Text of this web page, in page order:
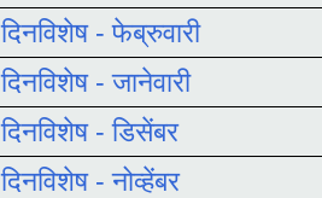
दिनविशेष - फेब्रुवारी
दिनविशेष - जानेवारी
दिनविशेष - डिसेंबर
दिनविशेष - नोव्हेंबर